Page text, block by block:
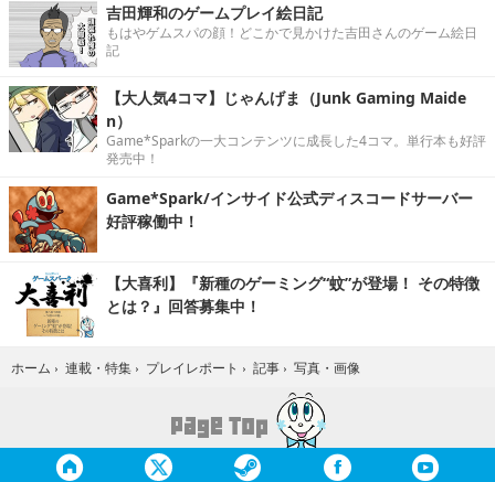
吉田輝和のゲームプレイ絵日記
もはやゲムスパの顔！どこかで見かけた吉田さんのゲーム絵日
記
【大人気4コマ】じゃんげま（Junk Gaming Maide
n）
Game*Sparkの一大コンテンツに成長した4コマ。単行本も好評
発売中！
Game*Spark/インサイド公式ディスコードサーバー
好評稼働中！
【大喜利】『新種のゲーミング“蚊”が登場！ その特徴
とは？』回答募集中！
ホーム › 連載・特集 › プレイレポート › 記事 › 写真・画像